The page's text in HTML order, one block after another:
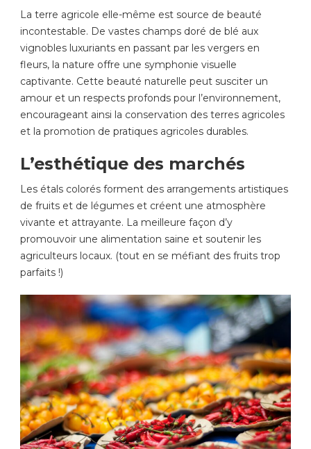
La terre agricole elle-même est source de beauté
incontestable. De vastes champs doré de blé aux
vignobles luxuriants en passant par les vergers en
fleurs, la nature offre une symphonie visuelle
captivante. Cette beauté naturelle peut susciter un
amour et un respects profonds pour l’environnement,
encourageant ainsi la conservation des terres agricoles
et la promotion de pratiques agricoles durables.
L’esthétique des marchés
Les étals colorés forment des arrangements artistiques
de fruits et de légumes et créent une atmosphère
vivante et attrayante. La meilleure façon d’y
promouvoir une alimentation saine et soutenir les
agriculteurs locaux. (tout en se méfiant des fruits trop
parfaits !)